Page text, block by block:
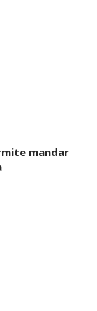
mandar